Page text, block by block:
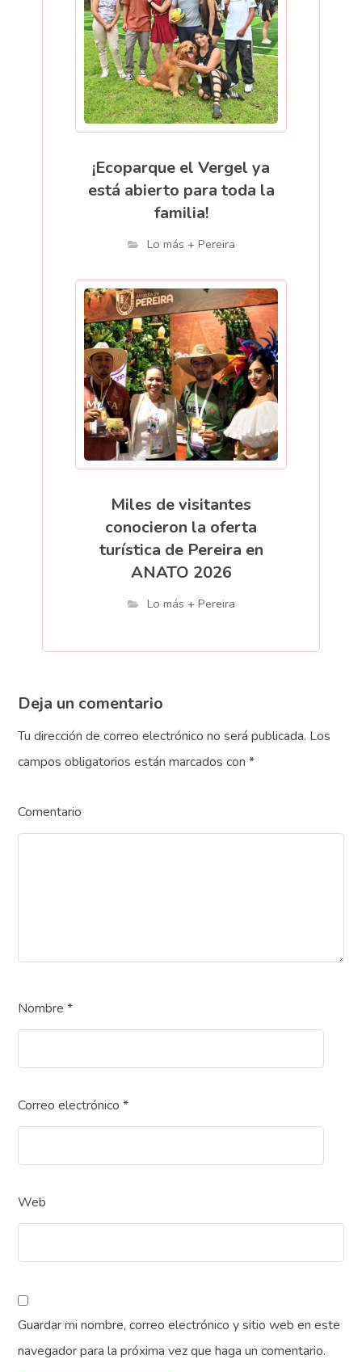
¡Ecoparque el Vergel ya
está abierto para toda la
familia!
Lo más + Pereira
Miles de visitantes
conocieron la oferta
turística de Pereira en
ANATO 2026
Lo más + Pereira
Deja un comentario
Tu dirección de correo electrónico no será publicada. Los
campos obligatorios están marcados con*
Comentario
Nombre*
Correo electrónico*
Web
Guardar mi nombre, correo electrónico y sitio web en este
navegador para la próxima vez que haga un comentario.